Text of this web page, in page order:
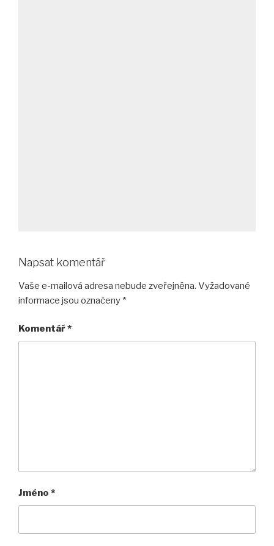
Napsat komentář
Vaše e-mailová adresa nebude zveřejněna. Vyžadované
informace jsou označeny *
Komentář*
Jméno *